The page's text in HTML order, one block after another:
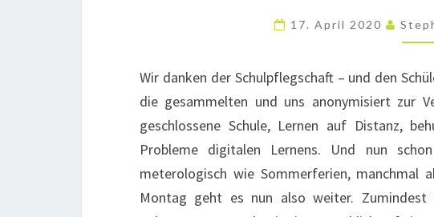
17. April 2020
Wir danken der Schulpflegschaft – und den
die gesammelten und uns anonymisiert zur
geschlossene Schule, Lernen auf Distanz,
Probleme digitalen Lernens. Und nun
meterologisch wie Sommerferien, manchmal
Montag geht es nun also weiter.